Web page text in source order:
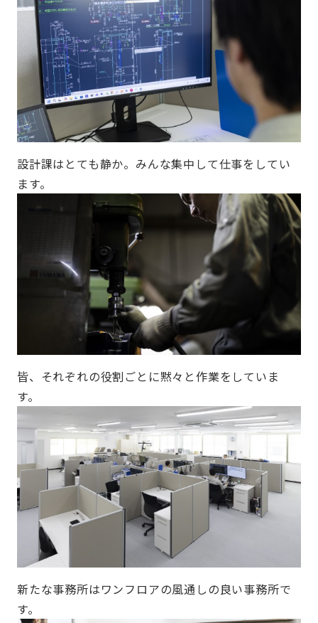
設計課はとても静か。みんな集中して仕事をしてい
ます。
皆、それぞれの役割ごとに黙々と作業をしていま
す。
新たな事務所はワンフロアの風通しの良い事務所で
す。